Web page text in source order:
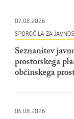
07.08.2026
SPOROČILA ZA
Seznanitev
prostorskega
občinskega
06.08.2026